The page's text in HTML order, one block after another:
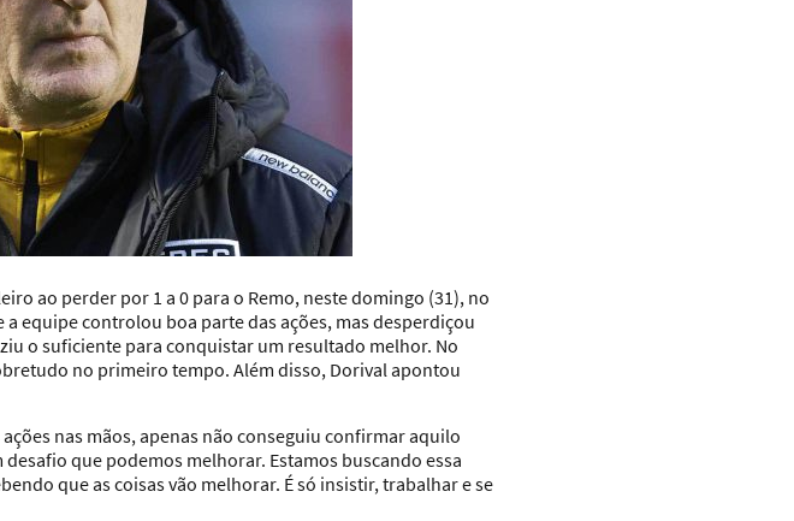
ao perder por 1 a 0 para o Remo, neste domingo (31), no
equipe controlou boa parte das ações, mas desperdiçou
o suficiente para conquistar um resultado melhor. No
no primeiro tempo. Além disso, Dorival apontou
nas mãos, apenas não conseguiu confirmar aquilo
que podemos melhorar. Estamos buscando essa
que as coisas vão melhorar. É só insistir, trabalhar e se